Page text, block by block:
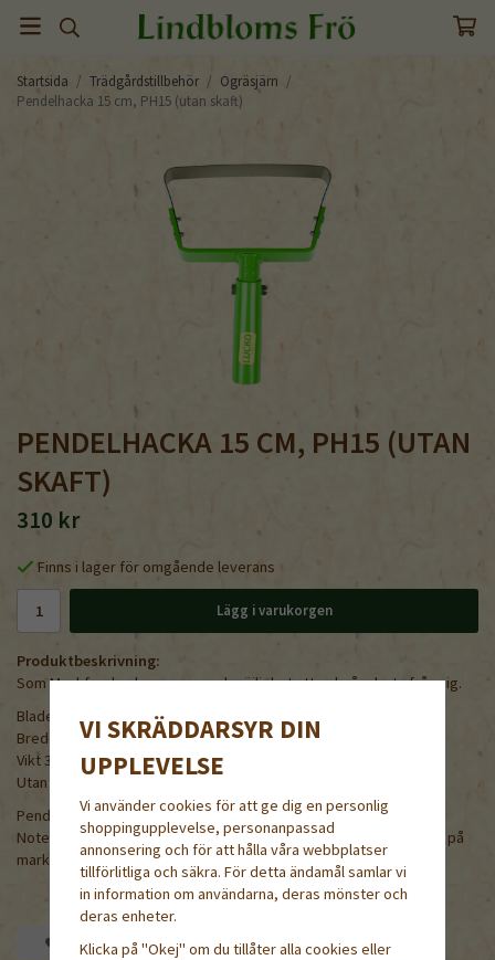
Startsida / Trädgårdstillbehör / Ogräsjärn /
Pendelhacka 15 cm, PH15 (utan skaft)
PENDELHACKA 15 CM, PH15 (UTAN
SKAFT)
310 kr
Finns i lager för omgående leverans
Lägg i varukorgen
Produktbeskrivning:
Som Munkforshackan, men med möjlighet att också arbeta från sig.
Bladet är 0,8 mm tunt och kan vässas på båda sidor.
Bredd:15 cm.
Vikt 335 g.
Utan skaft. Avsett för 24 mm skaft.
Pendelhackor används allmänt i centraleuropa.
Notera att denna artikel har mindre pendelrörelse än vissa andra på
marknaden, 3,5 cm.
Spara som favorit
VI SKRÄDDARSYR DIN
UPPLEVELSE
Vi använder cookies för att ge dig en personlig
shoppingupplevelse, personanpassad
annonsering och för att hålla våra webbplatser
tillförlitliga och säkra. För detta ändamål samlar vi
in information om användarna, deras mönster och
deras enheter.
Klicka på "Okej" om du tillåter alla cookies eller